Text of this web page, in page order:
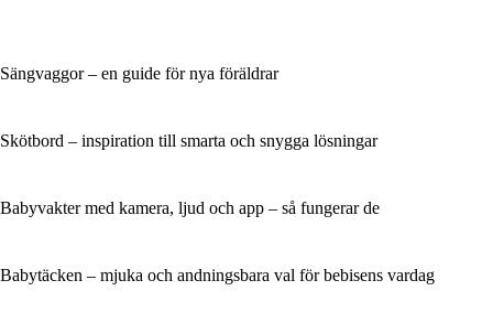
Sängvaggor – en guide för nya föräldrar
Skötbord – inspiration till smarta och snygga lösningar
Babyvakter med kamera, ljud och app – så fungerar de
Babytäcken – mjuka och andningsbara val för bebisens vardag